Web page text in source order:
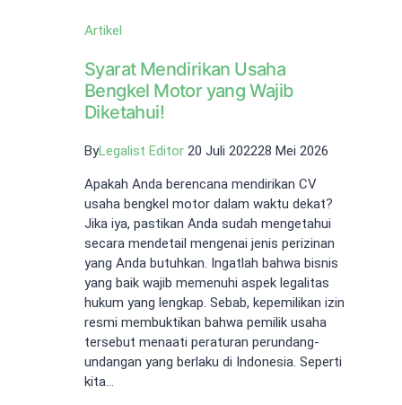
Artikel
Syarat Mendirikan Usaha
Bengkel Motor yang Wajib
Diketahui!
ByLegalist Editor 20 Juli 202228 Mei 2026
Apakah Anda berencana mendirikan CV
usaha bengkel motor dalam waktu dekat?
Jika iya, pastikan Anda sudah mengetahui
secara mendetail mengenai jenis perizinan
yang Anda butuhkan. Ingatlah bahwa bisnis
yang baik wajib memenuhi aspek legalitas
hukum yang lengkap. Sebab, kepemilikan izin
resmi membuktikan bahwa pemilik usaha
tersebut menaati peraturan perundang-
undangan yang berlaku di Indonesia. Seperti
kita…